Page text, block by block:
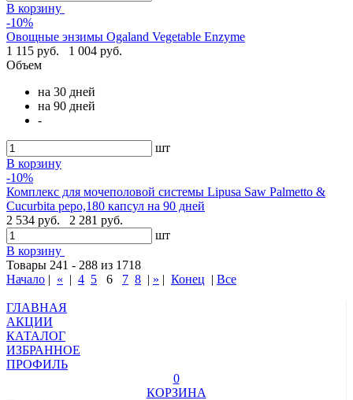
В корзину
-10%
Овощные энзимы Ogaland Vegetable Enzyme
1 115 руб.
1 004 руб.
Объем
на 30 дней
на 90 дней
-
шт
В корзину
-10%
Комплекс для мочеполовой системы Lipusa Saw Palmetto &
Cucurbita pepo,180 капсул на 90 дней
2 534 руб.
2 281 руб.
шт
В корзину
Товары 241 - 288 из 1718
Начало | « | 4 5 6 7 8 | » | Конец | Все
ГЛАВНАЯ
АКЦИИ
КАТАЛОГ
ИЗБРАННОЕ
ПРОФИЛЬ
0
КОРЗИНА